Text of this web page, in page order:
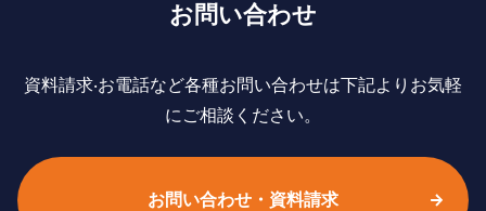
お問い合わせ
資料請求‧お電話など各種お問い合わせは下記よりお気軽
にご相談ください。
お問い合わせ・資料請求